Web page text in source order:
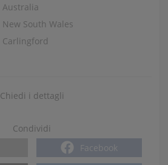
Australia
New South Wales
Carlingford
Chiedi i dettagli
Condividi
Facebook